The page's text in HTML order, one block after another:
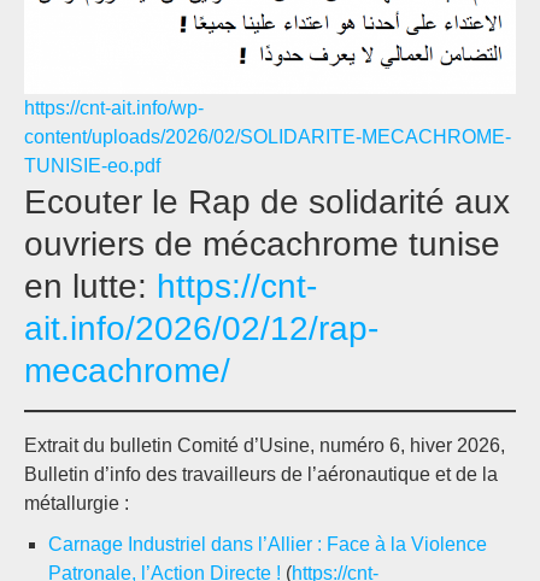
https://cnt-ait.info/wp-
content/uploads/2026/02/SOLIDARITE-MECACHROME-
TUNISIE-eo.pdf
Ecouter le Rap de solidarité aux
ouvriers de mécachrome tunise
en lutte: https://cnt-
ait.info/2026/02/12/rap-
mecachrome/
Extrait du bulletin Comité d’Usine, numéro 6, hiver 2026,
Bulletin d’info des travailleurs de l’aéronautique et de la
métallurgie :
Carnage Industriel dans l’Allier : Face à la Violence
Patronale, l’Action Directe ! (https://cnt-